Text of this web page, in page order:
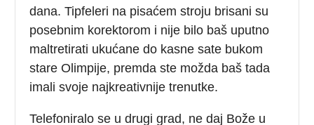
dana. Tipfeleri na pisaćem stroju brisani su
posebnim korektorom i nije bilo baš uputno
maltretirati ukućane do kasne sate bukom
stare Olimpije, premda ste možda baš tada
imali svoje najkreativnije trenutke.
Telefoniralo se u drugi grad, ne daj Bože u